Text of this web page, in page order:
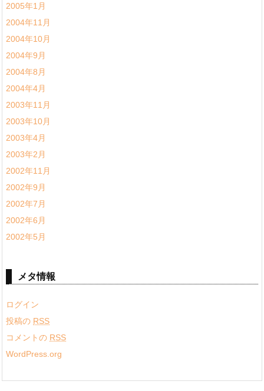
2005年1月
2004年11月
2004年10月
2004年9月
2004年8月
2004年4月
2003年11月
2003年10月
2003年4月
2003年2月
2002年11月
2002年9月
2002年7月
2002年6月
2002年5月
メタ情報
ログイン
投稿の RSS
コメントの RSS
WordPress.org